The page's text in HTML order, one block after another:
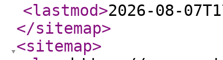
<lastmod>2026-08-
</sitemap>
<sitemap>